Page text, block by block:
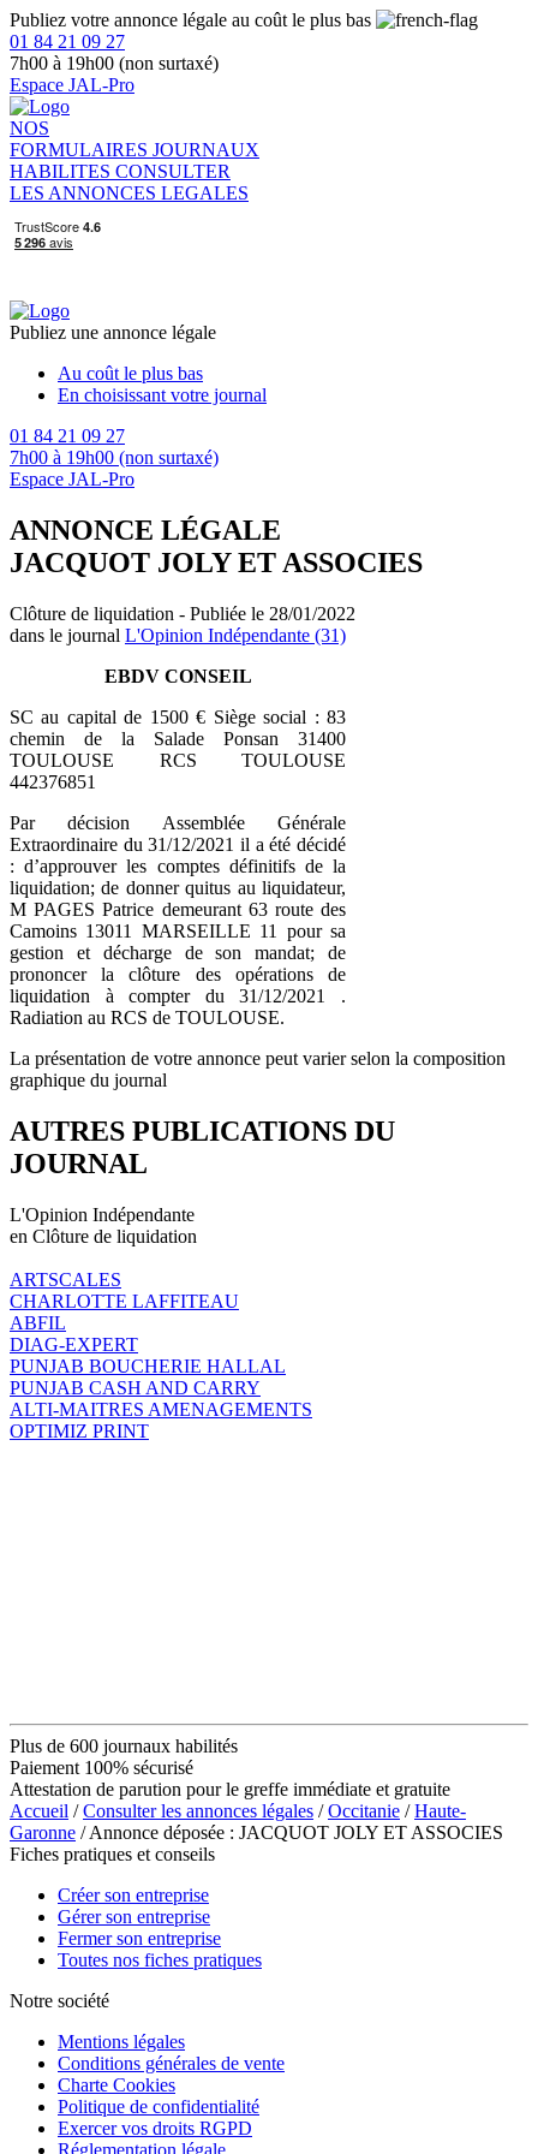
Publiez votre annonce légale au coût le plus bas
01 84 21 09 27
7h00 à 19h00 (non surtaxé)
Espace JAL-Pro
NOS
FORMULAIRES JOURNAUX
HABILITES CONSULTER
LES ANNONCES LEGALES
Publiez une annonce légale
Au coût le plus bas
En choisissant votre journal
01 84 21 09 27
7h00 à 19h00 (non surtaxé)
Espace JAL-Pro
ANNONCE LÉGALE
JACQUOT JOLY ET ASSOCIES
Clôture de liquidation - Publiée le 28/01/2022
dans le journal L'Opinion Indépendante (31)
EBDV CONSEIL
SC au capital de 1500 € Siège social : 83
chemin de la Salade Ponsan 31400
TOULOUSE RCS TOULOUSE
442376851
Par décision Assemblée Générale
Extraordinaire du 31/12/2021 il a été décidé
: d’approuver les comptes définitifs de la
liquidation; de donner quitus au liquidateur,
M PAGES Patrice demeurant 63 route des
Camoins 13011 MARSEILLE 11 pour sa
gestion et décharge de son mandat; de
prononcer la clôture des opérations de
liquidation à compter du 31/12/2021 .
Radiation au RCS de TOULOUSE.
La présentation de votre annonce peut varier selon la composition
graphique du journal
AUTRES PUBLICATIONS DU
JOURNAL
L'Opinion Indépendante
en Clôture de liquidation
ARTSCALES
CHARLOTTE LAFFITEAU
ABFIL
DIAG-EXPERT
PUNJAB BOUCHERIE HALLAL
PUNJAB CASH AND CARRY
ALTI-MAITRES AMENAGEMENTS
OPTIMIZ PRINT
Plus de 600 journaux habilités
Paiement 100% sécurisé
Attestation de parution pour le greffe immédiate et gratuite
Accueil /Consulter les annonces légales /Occitanie /Haute-
Garonne / Annonce déposée : JACQUOT JOLY ET ASSOCIES
Fiches pratiques et conseils
Créer son entreprise
Gérer son entreprise
Fermer son entreprise
Toutes nos fiches pratiques
Notre société
Mentions légales
Conditions générales de vente
Charte Cookies
Politique de confidentialité
Exercer vos droits RGPD
Réglementation légale